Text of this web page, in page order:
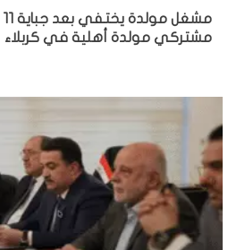
مشتركي مولدة أهلية في كربلاء